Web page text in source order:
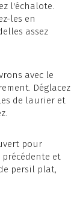
l'échalote.
les en
assez
avec le
Déglacez
de laurier et
pour
et
persil plat,